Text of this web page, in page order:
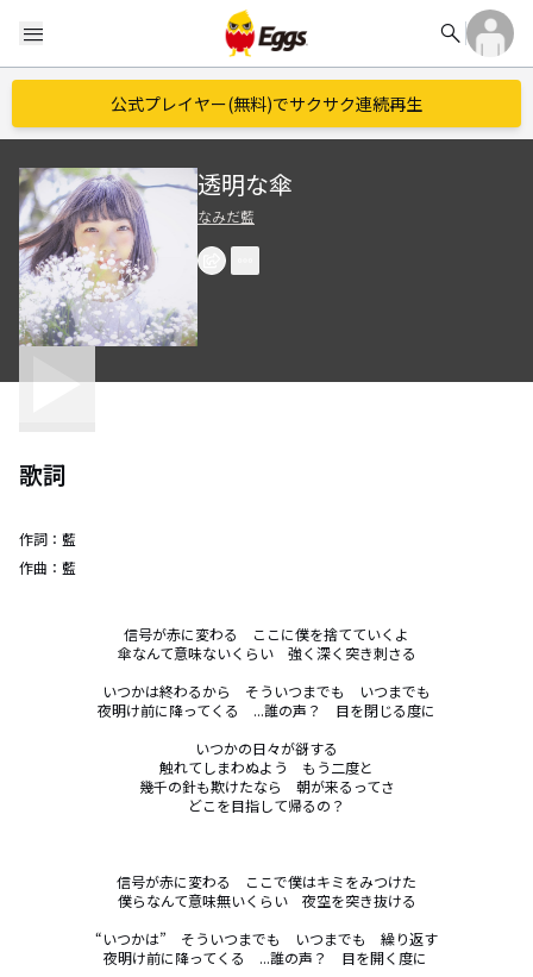
menu search
公式プレイヤー(無料)でサクサク連続再生
透明な傘
なみだ藍
歌詞
作詞： 藍
作曲： 藍
信号が赤に変わる　ここに僕を捨てていくよ
傘なんて意味ないくらい　強く深く突き刺さる
いつかは終わるから　そういつまでも　いつまでも
夜明け前に降ってくる　...誰の声？　目を閉じる度に
いつかの日々が谺する
触れてしまわぬよう　もう二度と
幾千の針も欺けたなら　朝が来るってさ
どこを目指して帰るの？
信号が赤に変わる　ここで僕はキミをみつけた
僕らなんて意味無いくらい　夜空を突き抜ける
“いつかは”　そういつまでも　いつまでも　繰り返す
夜明け前に降ってくる　...誰の声？　目を開く度に